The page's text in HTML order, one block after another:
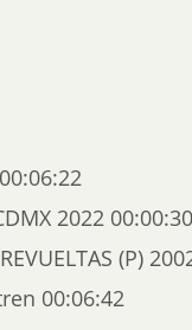
2022 00:00:30
(P)
00:06:42